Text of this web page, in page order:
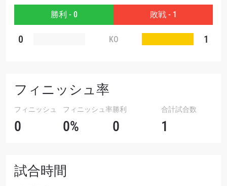
勝利 - 0 敗戦 - 1
0 KO 1
フィニッシュ率
フィニッシュ
0
フィニッシュ率
0%
勝利
0
合計試合数
1
試合時間
ハイライトを見る
様は、いつでも配信を停止することができます。